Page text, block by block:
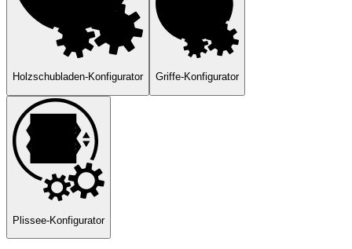
Holzschubladen-Konfigurator Griffe-Konfigurator
Plissee-Konfigurator